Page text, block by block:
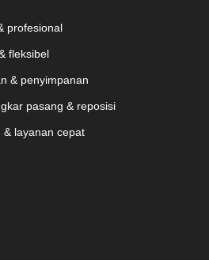
profesional
fleksibel
& penyimpanan
pasang & reposisi
& layanan cepat